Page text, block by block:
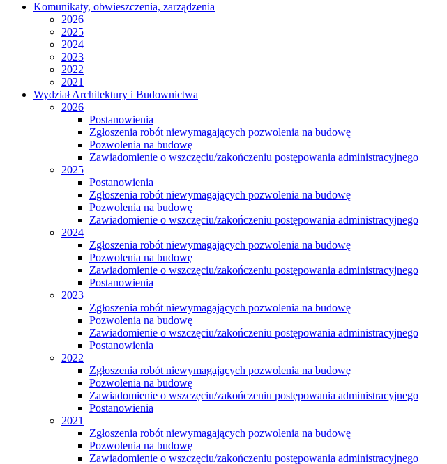
Komunikaty, obwieszczenia, zarządzenia
2026
2025
2024
2023
2022
2021
Wydział Architektury i Budownictwa
2026
Postanowienia
Zgłoszenia robót niewymagających pozwolenia na budowę
Pozwolenia na budowę
Zawiadomienie o wszczęciu/zakończeniu postępowania administracyjnego
2025
Postanowienia
Zgłoszenia robót niewymagających pozwolenia na budowę
Pozwolenia na budowę
Zawiadomienie o wszczęciu/zakończeniu postępowania administracyjnego
2024
Zgłoszenia robót niewymagających pozwolenia na budowę
Pozwolenia na budowę
Zawiadomienie o wszczęciu/zakończeniu postępowania administracyjnego
Postanowienia
2023
Zgłoszenia robót niewymagających pozwolenia na budowę
Pozwolenia na budowę
Zawiadomienie o wszczęciu/zakończeniu postępowania administracyjnego
Postanowienia
2022
Zgłoszenia robót niewymagających pozwolenia na budowę
Pozwolenia na budowę
Zawiadomienie o wszczęciu/zakończeniu postępowania administracyjnego
Postanowienia
2021
Zgłoszenia robót niewymagających pozwolenia na budowę
Pozwolenia na budowę
Zawiadomienie o wszczęciu/zakończeniu postępowania administracyjnego